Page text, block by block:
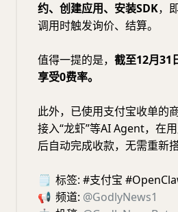
约、创建应用、安装SDK，
调用时触发询价、结算。
值得一提的是， 截至12月31
享受0费率。
此外，已使用支付宝收单的
接入“龙虾”等AI Agent，在
后自动完成收款，无需重新
🗒 标签: #支付宝
📢 频道: @GodlyNews1